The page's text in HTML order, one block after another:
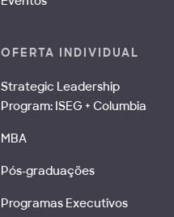
OFERTA INDIVIDUAL
Strategic Leadership
Program: ISEG + Columbia
MBA
Pós-graduações
Programas Executivos